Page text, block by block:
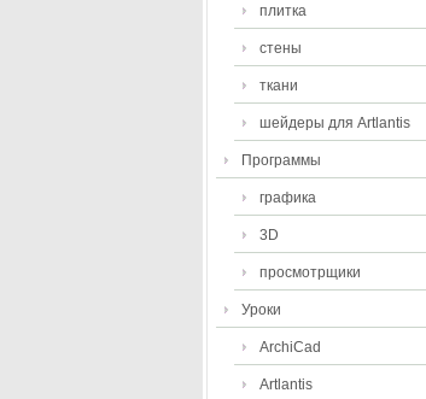
плитка
стены
ткани
шейдеры для Artlantis
Программы
графика
3D
просмотрщики
Уроки
ArchiCad
Artlantis